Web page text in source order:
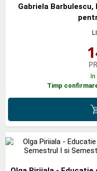
Gabriela
Timp